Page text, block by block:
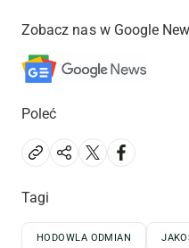
Zobacz nas w Google
Poleć
Tagi
HODOWLA ODMIAN